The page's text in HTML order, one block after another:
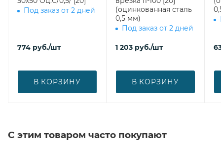
Под заказ от 2 дней
774 руб./шт
В КОРЗИНУ
(оцинкованная сталь
0,5 мм)
Под заказ от 2 дней
1 203 руб./шт
В КОРЗИНУ
С этим товаром часто покупают